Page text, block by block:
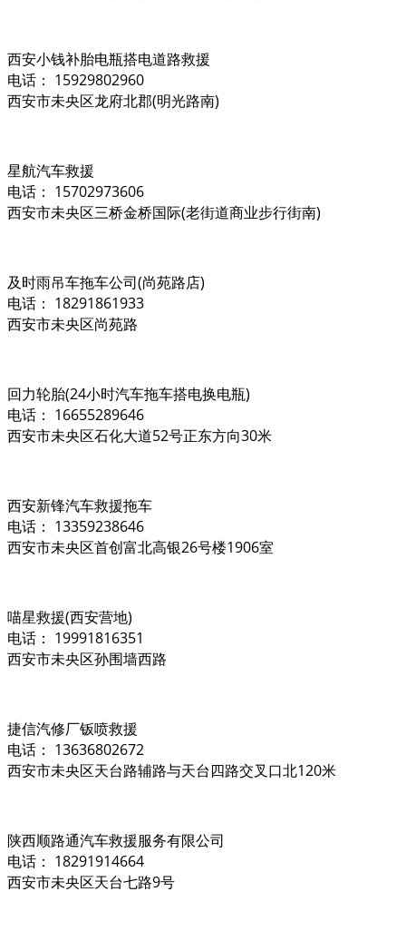
西安小钱补胎电瓶搭电道路救援
电话： 15929802960
西安市未央区龙府北郡(明光路南)
星航汽车救援
电话： 15702973606
西安市未央区三桥金桥国际(老街道商业步行街南)
及时雨吊车拖车公司(尚苑路店)
电话： 18291861933
西安市未央区尚苑路
回力轮胎(24小时汽车拖车搭电换电瓶)
电话： 16655289646
西安市未央区石化大道52号正东方向30米
西安新锋汽车救援拖车
电话： 13359238646
西安市未央区首创富北高银26号楼1906室
喵星救援(西安营地)
电话： 19991816351
西安市未央区孙围墙西路
捷信汽修厂钣喷救援
电话： 13636802672
西安市未央区天台路辅路与天台四路交叉口北120米
陕西顺路通汽车救援服务有限公司
电话： 18291914664
西安市未央区天台七路9号